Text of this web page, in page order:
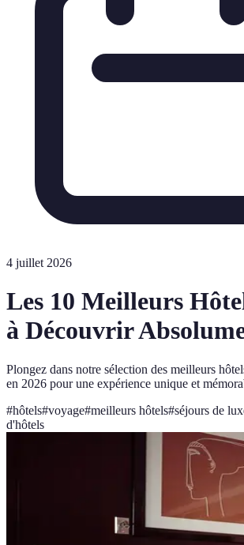
4 juillet 2026
Les 10 Meilleurs
à Découvrir
Plongez dans notre sélection des meilleurs
en 2026 pour une expérience unique et
#hôtels#voyage#meilleurs hôtels#séjours de
d'hôtels